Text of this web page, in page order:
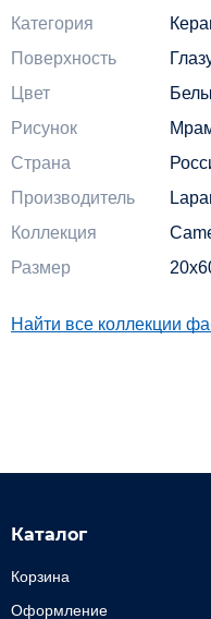
Категория
Поверхность
Цвет
Рисунок
Страна
Производитель
Коллекция
Размер
Найти все коллекции
Каталог
Корзина
Оформление